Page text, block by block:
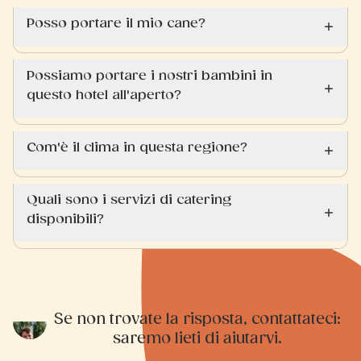
Posso portare il mio cane?
Possiamo portare i nostri bambini in
questo hotel all'aperto?
Com'è il clima in questa regione?
Quali sono i servizi di catering
disponibili?
Se non trovate la risposta, contattateci:
saremo lieti di aiutarvi.